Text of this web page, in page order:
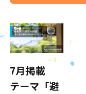
7月掲載
テーマ「避